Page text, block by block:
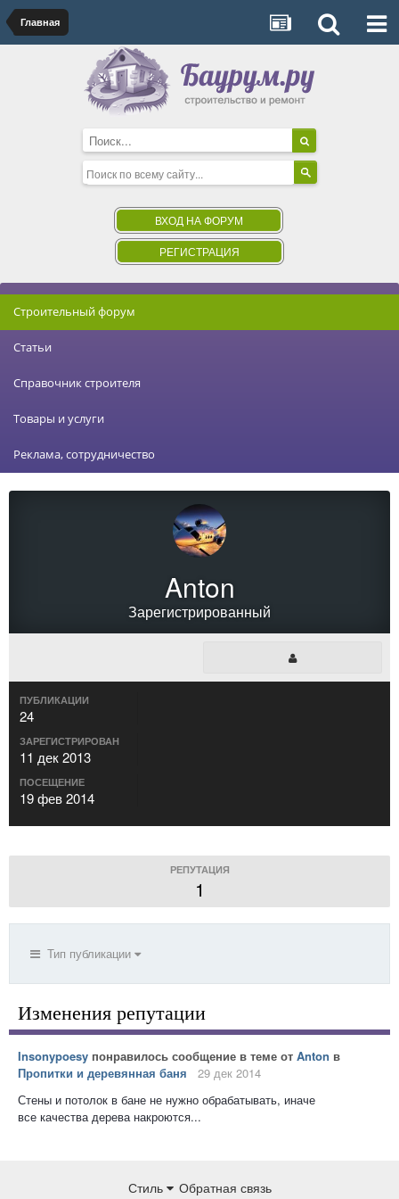
Главная
ВХОД НА ФОРУМ
РЕГИСТРАЦИЯ
Строительный форум
Статьи
Справочник строителя
Товары и услуги
Реклама, сотрудничество
Anton
Зарегистрированный
ПУБЛИКАЦИИ
24
ЗАРЕГИСТРИРОВАН
11 дек 2013
ПОСЕЩЕНИЕ
19 фев 2014
РЕПУТАЦИЯ
1
Тип публикации
Изменения репутации
Insonypoesy понравилось сообщение в теме от Anton в
Пропитки и деревянная баня
29 дек 2014
Стены и потолок в бане не нужно обрабатывать, иначе
все качества дерева накроются...
Стиль Обратная связь